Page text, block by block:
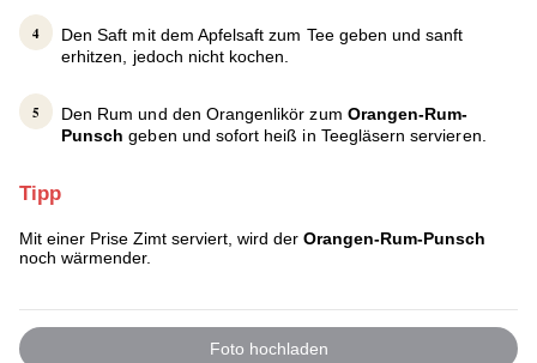
Den Saft mit dem Apfelsaft zum Tee geben und sanft
erhitzen, jedoch nicht kochen.
Den Rum und den Orangenlikör zum Orangen-Rum-
Punsch geben und sofort heiß in Teegläsern servieren.
Tipp
Mit einer Prise Zimt serviert, wird der Orangen-Rum-Punsch
noch wärmender.
Foto hochladen